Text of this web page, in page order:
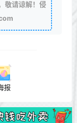
敬请谅解！侵
报